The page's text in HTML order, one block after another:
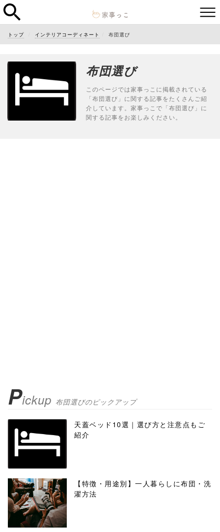
トップ インテリアコーディネート 布団選び
布団選び
このページでは家事っこに掲載されている
「布団選び」に関する記事をたくさんご紹
介しています。家事っこで「布団選び」に
関する記事をお楽しみください。
Pickup 布団選びのピックアップ
天蓋ベッド10選｜選び方と注意点もご
紹介
【特徴・用途別】一人暮らしに布団・洗
濯方法